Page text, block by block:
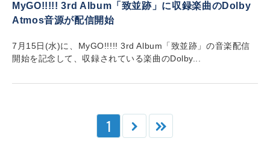
MyGO!!!!! 3rd Album「致並跡」に収録楽曲のDolby
Atmos音源が配信開始
7月15日(水)に、MyGO!!!!! 3rd Album「致並跡」の音楽配信
開始を記念して、収録されている楽曲のDolby...
1